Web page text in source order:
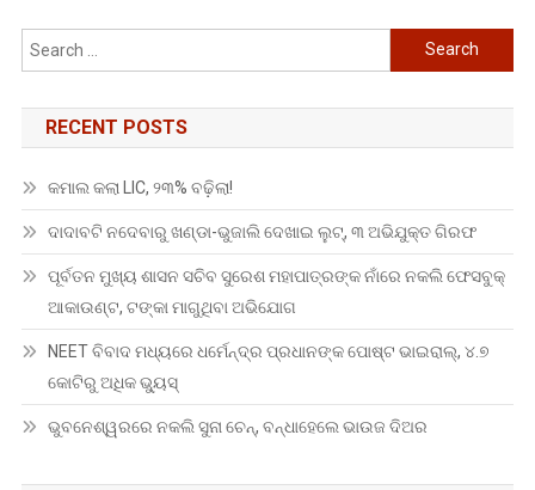
Search
for:
RECENT POSTS
କମାଲ କଲା LIC, ୨୩% ବଢ଼ିଲା!
ଦାଦାବଟି ନଦେବାରୁ ଖଣ୍ଡା-ଭୁଜାଲି ଦେଖାଇ ଲୁଟ୍, ୩ ଅଭିଯୁକ୍ତ ଗିରଫ
ପୂର୍ବତନ ମୁଖ୍ୟ ଶାସନ ସଚିବ ସୁରେଶ ମହାପାତ୍ରଙ୍କ ନାଁରେ ନକଲି ଫେସବୁକ୍
ଆକାଉଣ୍ଟ, ଟଙ୍କା ମାଗୁଥିବା ଅଭିଯୋଗ
NEET ବିବାଦ ମଧ୍ୟରେ ଧର୍ମେନ୍ଦ୍ର ପ୍ରଧାନଙ୍କ ପୋଷ୍ଟ ଭାଇରାଲ୍, ୪.୭
କୋଟିରୁ ଅଧିକ ଭ୍ୟୁସ୍
ଭୁବନେଶ୍ୱରରେ ନକଲି ସୁନା ଚେନ୍, ବନ୍ଧାହେଲେ ଭାଉଜ ଦିଅର